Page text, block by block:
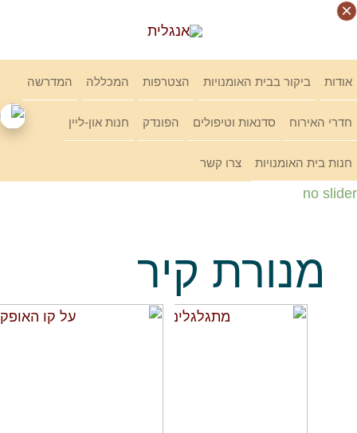
Skip
links
אודות ביקור בבית האומנויות הצטרפות המכללה המדרשה
חדרי האירוח סדנאות וטיפולים הפונדק חנות און-ליין
חנות בית האומנויות צרו קשר
no slider
מנורת קיר
×
×
×
×